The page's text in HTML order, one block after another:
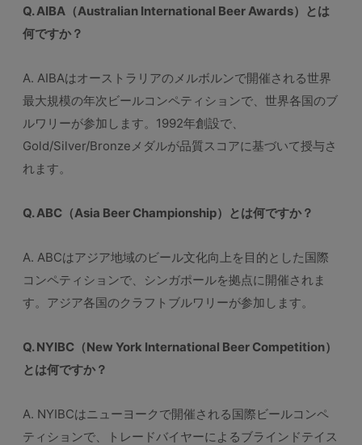
Q. AIBA（Australian International Beer Awards）とは
何ですか？
A. AIBAはオーストラリアのメルボルンで開催される世界
最大規模の年次ビールコンペティションで、世界各国のブ
ルワリーが参加します。1992年創設で、
Gold/Silver/Bronzeメダルが品質スコアに基づいて授与さ
れます。
Q. ABC（Asia Beer Championship）とは何ですか？
A. ABCはアジア地域のビール文化向上を目的とした国際
コンペティションで、シンガポールを拠点に開催されま
す。アジア各国のクラフトブルワリーが参加します。
Q. NYIBC（New York International Beer Competition）
とは何ですか？
A. NYIBCはニューヨークで開催される国際ビールコンペ
ティションで、トレードバイヤーによるブラインドテイス